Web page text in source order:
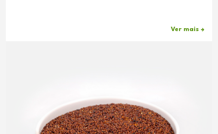
Ver mais